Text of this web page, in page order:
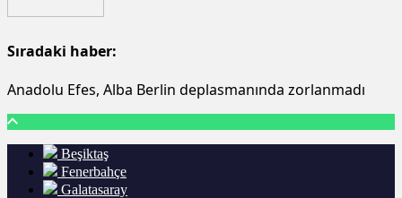
Sıradaki haber:
Anadolu Efes, Alba Berlin deplasmanında zorlanmadı
Beşiktaş
Fenerbahçe
Galatasaray